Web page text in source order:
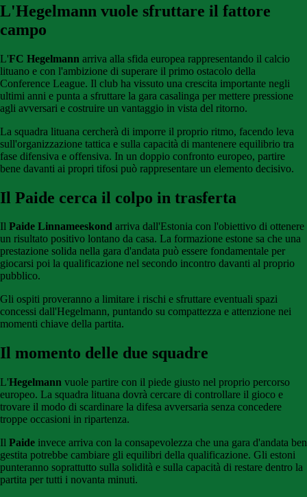
L'Hegelmann vuole sfruttare il fattore
campo
L'FC Hegelmann arriva alla sfida europea rappresentando il calcio
lituano e con l'ambizione di superare il primo ostacolo della
Conference League. Il club ha vissuto una crescita importante negli
ultimi anni e punta a sfruttare la gara casalinga per mettere pressione
agli avversari e costruire un vantaggio in vista del ritorno.
La squadra lituana cercherà di imporre il proprio ritmo, facendo leva
sull'organizzazione tattica e sulla capacità di mantenere equilibrio tra
fase difensiva e offensiva. In un doppio confronto europeo, partire
bene davanti ai propri tifosi può rappresentare un elemento decisivo.
Il Paide cerca il colpo in trasferta
Il Paide Linnameeskond arriva dall'Estonia con l'obiettivo di ottenere
un risultato positivo lontano da casa. La formazione estone sa che una
prestazione solida nella gara d'andata può essere fondamentale per
giocarsi poi la qualificazione nel secondo incontro davanti al proprio
pubblico.
Gli ospiti proveranno a limitare i rischi e sfruttare eventuali spazi
concessi dall'Hegelmann, puntando su compattezza e attenzione nei
momenti chiave della partita.
Il momento delle due squadre
L'Hegelmann vuole partire con il piede giusto nel proprio percorso
europeo. La squadra lituana dovrà cercare di controllare il gioco e
trovare il modo di scardinare la difesa avversaria senza concedere
troppe occasioni in ripartenza.
Il Paide invece arriva con la consapevolezza che una gara d'andata ben
gestita potrebbe cambiare gli equilibri della qualificazione. Gli estoni
punteranno soprattutto sulla solidità e sulla capacità di restare dentro la
partita per tutti i novanta minuti.